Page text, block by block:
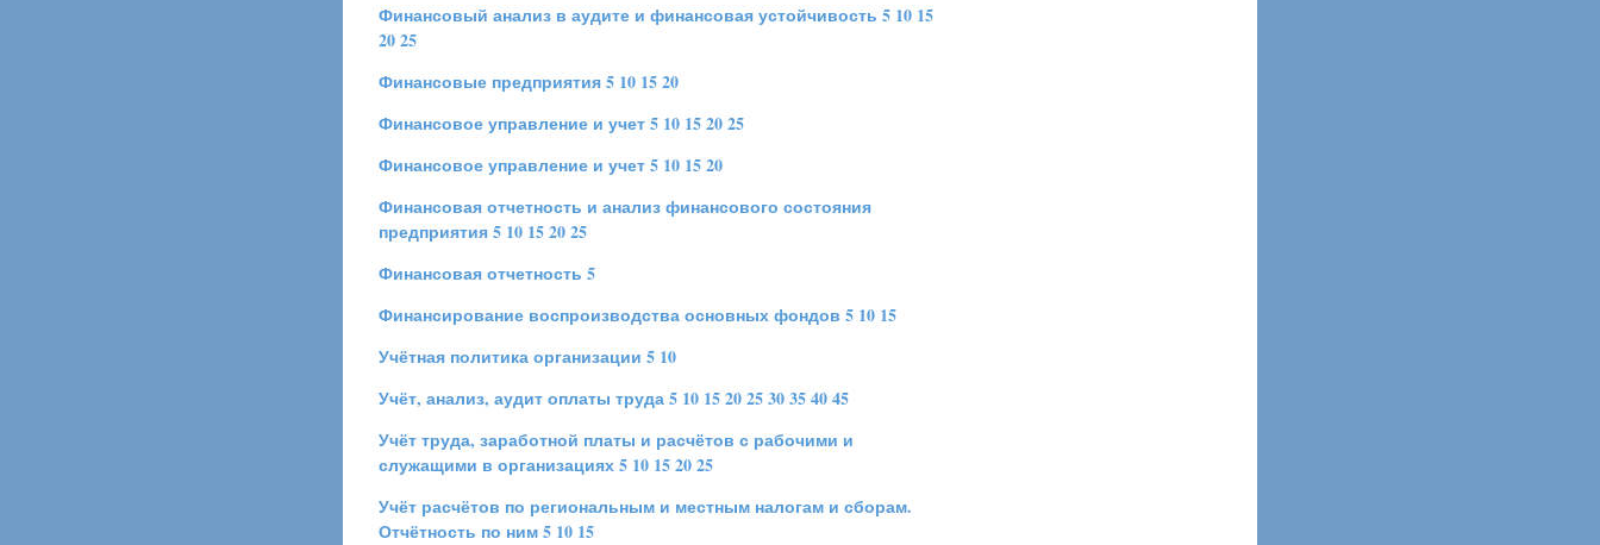
Финансовый анализ в аудите и финансовая устойчивость 5 10 15
2025
Финансовые предприятия5 10 1520
Финансовое управление и учет5 10 152025
Финансовое управление и учет5 10 1520
Финансовая отчетность и анализ финансового состояния
предприятия5 10 152025
Финансовая отчетность 5
Финансирование воспроизводства основных фондов 5 10 15
Учётная политика организации 5 10
Учёт, анализ, аудит оплаты труда5 10 15202530354045
Учёт труда, заработной платы и расчётов с рабочими и
служащими в организациях5 10 152025
Учёт расчётов по региональным и местным налогам и сборам.
Отчётность по ним5 10 15